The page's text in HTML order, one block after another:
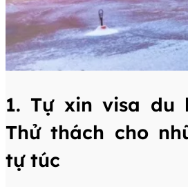
1. Tự xin visa du
Thử thách cho
tự túc